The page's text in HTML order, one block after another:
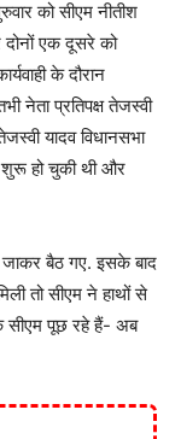
को सीएम नीतीश
एक दूसरे को
के दौरान
नेता प्रतिपक्ष तेजस्वी
यादव विधानसभा
शुरू हो चुकी थी और
जाकर बैठ गए. इसके बाद
तो सीएम ने हाथों से
सीएम पूछ रहे हैं- अब